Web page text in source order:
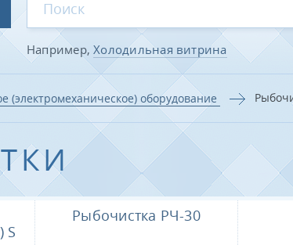
Например,Холодильная витрина
(электромеханическое) оборудование
S
Рыбочистка РЧ-30